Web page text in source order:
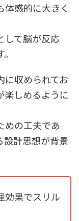
感的に大きく
して脳が反応
に収められてお
楽しめるように
めの工夫であ
設計思想が背景
効果でスリル